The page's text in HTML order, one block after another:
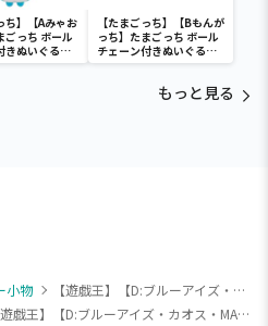
ち】【Aみゃお
ごっち ボール
きぬいぐるみ
【たまごっち】【Bもんが
っち】たまごっち ボール
チェーン付きぬいぐるみ
～Tamagotchi
もっと見る
小物
【遊戯王】【D:ブルーアイズ・カオス・MAX・ドラゴン】遊戯王カードゲーム アクリルブロックVol.2
【遊戯王】【D:ブルーアイズ・カオス・MAX・ドラゴン】遊戯王カードゲーム アクリルブロックVol.2